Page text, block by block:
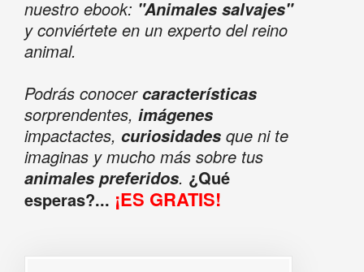
nuestro ebook: "Animales salvajes"
y conviértete en un experto del reino
animal.
Podrás conocercaracterísticas
sorprendentes, imágenes
impactactes, curiosidadesque ni te
imaginas y mucho más sobre tus
animales preferidos. ¿Qué
esperas?... ¡ES GRATIS!